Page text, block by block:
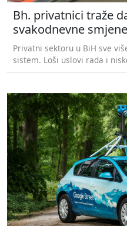
Bh. privatnici traže
svakodnevne
Privatni sektoru u BiH sve
sistem. Loši uslovi rada i